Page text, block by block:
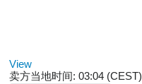
View
卖方当地时间: 03:04 (CEST)